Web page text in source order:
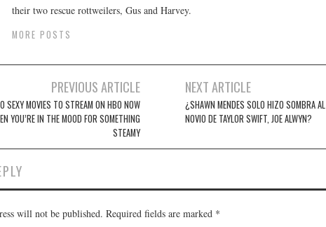
their two rescue rottweilers, Gus and Harvey.
MORE POSTS
PREVIOUS ARTICLE
SEXY MOVIES TO STREAM ON HBO NOW
YOU’RE IN THE MOOD FOR SOMETHING
STEAMY
NEXT ARTICLE
¿SHAWN MENDES SOLO HIZO SOMBRA AL
NOVIO DE TAYLOR SWIFT, JOE ALWYN?
will not be published. Required fields are marked *